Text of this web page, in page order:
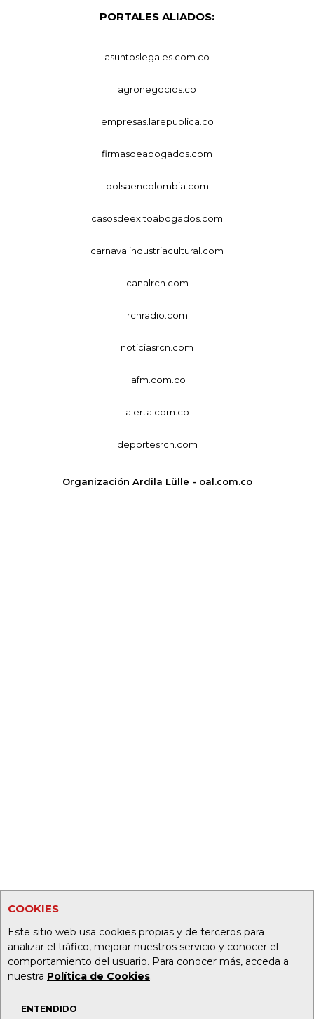
COOKIES
Este sitio web usa cookies propias y de terceros para
analizar el tráfico, mejorar nuestros servicio y conocer el
comportamiento del usuario. Para conocer más, acceda a
nuestra Política de Cookies.
ENTENDIDO
PORTALES ALIADOS:
asuntoslegales.com.co
agronegocios.co
empresas.larepublica.co
firmasdeabogados.com
bolsaencolombia.com
casosdeexitoabogados.com
carnavalindustriacultural.com
canalrcn.com
rcnradio.com
noticiasrcn.com
lafm.com.co
alerta.com.co
deportesrcn.com
Organización Ardila Lülle - oal.com.co